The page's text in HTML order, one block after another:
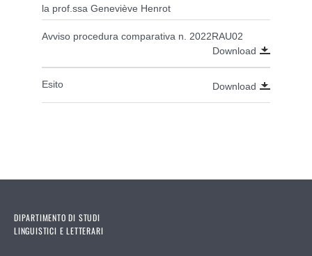
la prof.ssa Geneviève Henrot
Avviso procedura comparativa n. 2022RAU02
Download
Esito Download
DIPARTIMENTO DI STUDI
LINGUISTICI E LETTERARI